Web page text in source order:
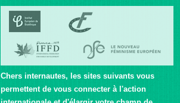
Chers internautes, les sites suivants vous
permettent de vous connecter à l'action